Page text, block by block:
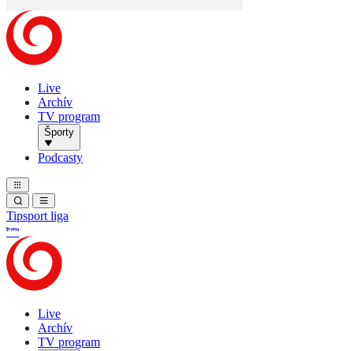
Live
Archív
TV program
Športy
Podcasty
Tipsport liga
Live
Archív
TV program